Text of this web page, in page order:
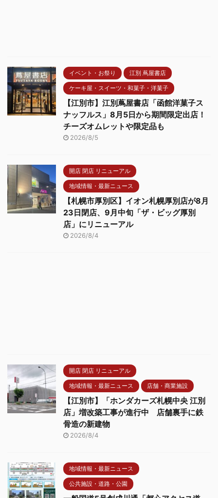
イベント・お祭り 江別 蔦屋書店
ケーキ屋・スイーツ・和菓子・洋菓子
【江別市】江別蔦屋書店「函館洋菓子ス
ナッフルス」8月5日から期間限定出店！
チーズオムレットや限定品も
2026/8/5
開店 閉店 リニューアル
地域情報・最新ニュース
【札幌市厚別区】イオン札幌厚別店が8月
23日閉店、9月中旬「ザ・ビッグ厚別
店」にリニューアル
2026/8/4
開店 閉店 リニューアル
地域情報・最新ニュース 店舗・商業施設
【江別市】「ホンダカーズ札幌中央 江別
店」増改築工事が進行中 店舗裏手に鉄
骨造の新建物
2026/8/4
地域情報・最新ニュース
公共施設・道路・公園